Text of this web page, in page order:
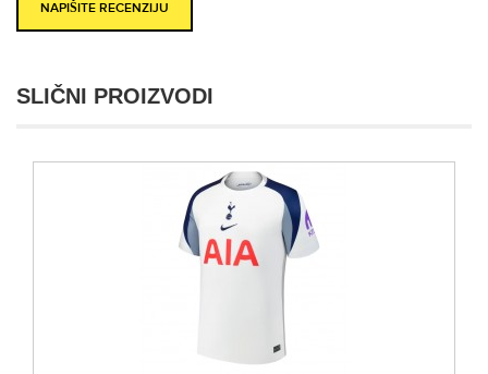
NAPIŠITE RECENZIJU
SLIČNI PROIZVODI